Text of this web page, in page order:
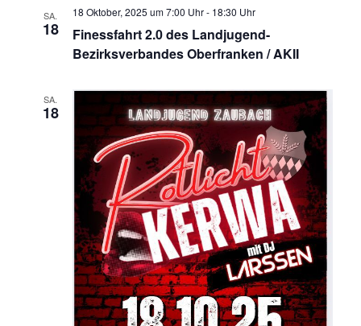
SA.
18
Finessfahrt 2.0 des Landjugend-
Bezirksverbandes Oberfranken / AKII
18 Oktober, 2025 um 7:00 Uhr- 18:30 Uhr
SA.
18